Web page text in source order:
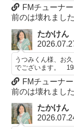
FMチューナ
前のは壊れました
たかけん
うつみくん様、お
でございます。
FMチューナ
前のは壊れました
たかけん